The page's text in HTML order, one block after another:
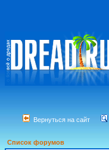
Вернуться на сайт
Список форумов